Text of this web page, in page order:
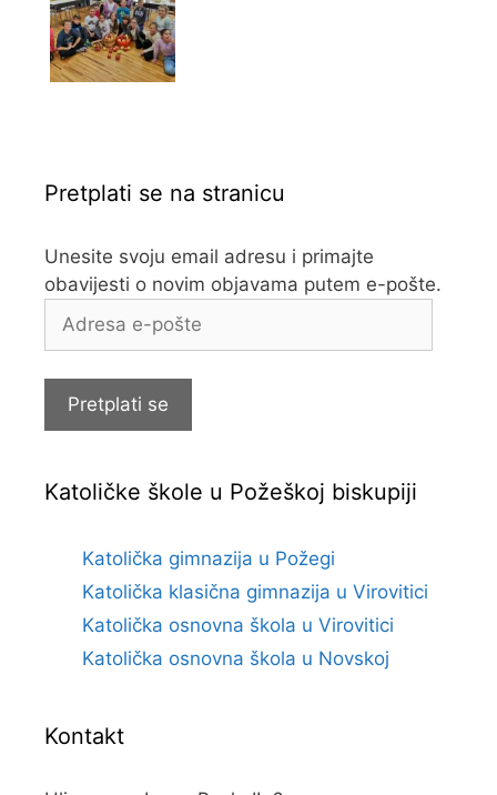
Pretplati se na stranicu
Unesite svoju email adresu i primajte
obavijesti o novim objavama putem e-pošte.
e-
Pretplati se
Katoličke škole u Požeškoj biskupiji
Katolička gimnazija u Požegi
Katolička klasična gimnazija u Virovitici
Katolička osnovna škola u Virovitici
Katolička osnovna škola u Novskoj
Kontakt